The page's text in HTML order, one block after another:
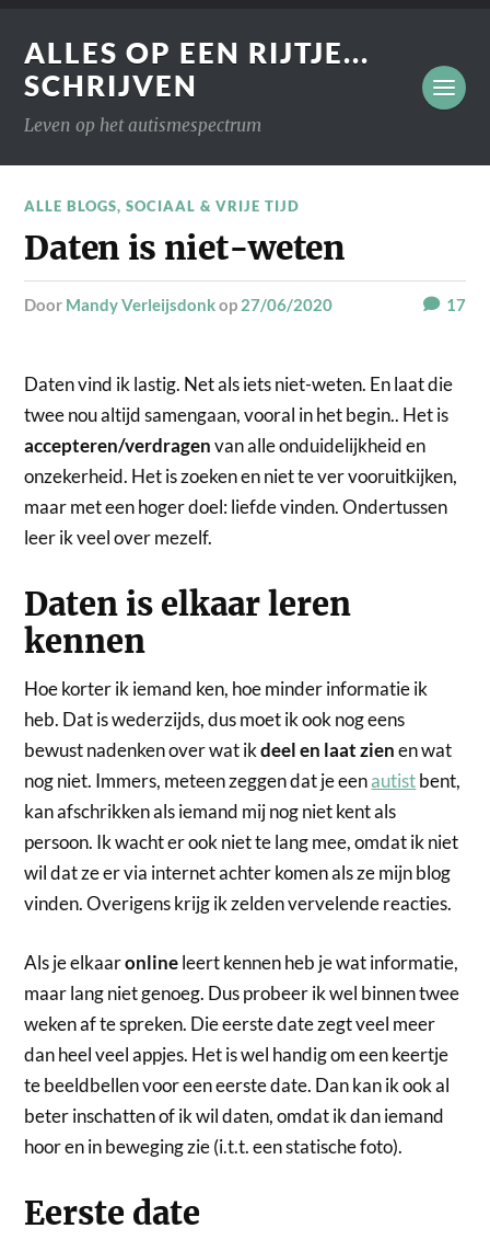
ALLES OP EEN RIJTJE...
SCHRIJVEN
Leven op het autismespectrum
ALLE BLOGS,SOCIAAL & VRIJE TIJD
Daten is niet-weten
door Mandy Verleijsdonkop 27/06/2020 17
Daten vind ik lastig. Net als iets niet-weten. En laat die
twee nou altijd samengaan, vooral in het begin.. Het is
accepteren/verdragenvan alle onduidelijkheid en
onzekerheid. Het is zoeken en niet te ver vooruitkijken,
maar met een hoger doel: liefde vinden. Ondertussen
leer ik veel over mezelf.
Daten is elkaar leren
kennen
Hoe korter ik iemand ken, hoe minder informatie ik
heb. Dat is wederzijds, dus moet ik ook nog eens
bewust nadenken over wat ikdeel en laat zienen wat
nog niet. Immers, meteen zeggen dat je eenautistbent,
kan afschrikken als iemand mij nog niet kent als
persoon. Ik wacht er ook niet te lang mee, omdat ik niet
wil dat ze er via internet achter komen als ze mijn blog
vinden. Overigens krijg ik zelden vervelende reacties.
Als je elkaaronlineleert kennen heb je wat informatie,
maar lang niet genoeg. Dus probeer ik wel binnen twee
weken af te spreken. Die eerste date zegt veel meer
dan heel veel appjes. Het is wel handig om een keertje
te beeldbellen voor een eerste date. Dan kan ik ook al
beter inschatten of ik wil daten, omdat ik dan iemand
hoor en in beweging zie (i.t.t. een statische foto).
Eerste date